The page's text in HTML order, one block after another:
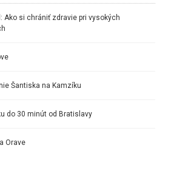
Ako si chrániť zdravie pri vysokých
Šantiska na Kamzíku
do 30 minút od Bratislavy
Orave